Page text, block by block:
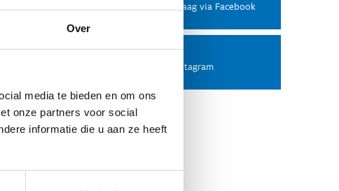
Over
media te bieden en om ons
onze partners voor social
informatie die u aan ze heeft
Stel ons een vraag via Facebook
Instagram
Volg ons op Instagram